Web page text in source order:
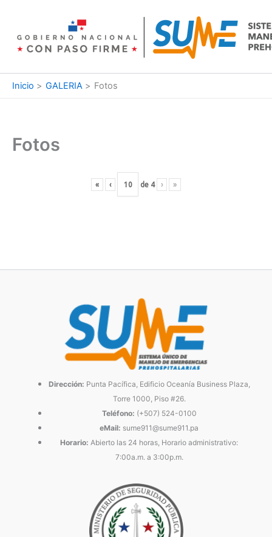
contenido
Inicio GALERIA Fotos
Fotos
« ‹ de 4 › »
Dirección: Punta Pacífica, Edificio Oceanía Business Plaza,
Torre 1000, Piso #26.
Teléfono: (+507) 524-0100
eMail: sume911@sume911.pa
Horario: Abierto las 24 horas, Horario administrativo:
7:00a.m. a 3:00p.m.